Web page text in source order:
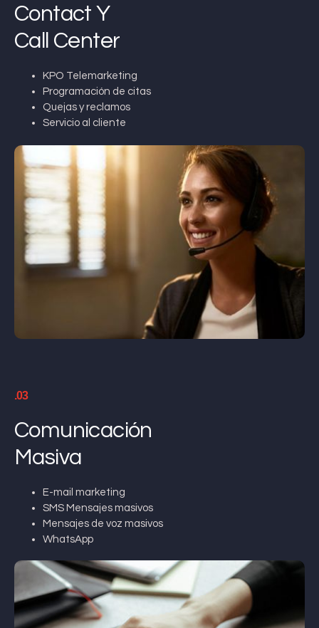
Contact Y
Call Center
KPO Telemarketing
Programación de citas
Quejas y reclamos
Servicio al cliente
.03
Comunicación
Masiva
E-mail marketing
SMS Mensajes masivos
Mensajes de voz masivos
WhatsApp